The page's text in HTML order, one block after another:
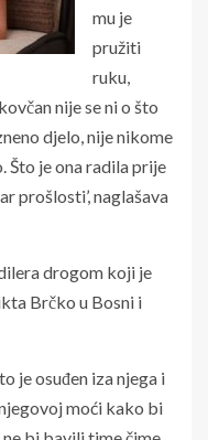
mu je
pružiti
ruku,
nije se ni o što
djelo, nije nikome
Što je ona radila prije
prošlosti’, naglašava
drogom koji je
Brčko u Bosni i
je osuđen iza njega i
moći kako bi